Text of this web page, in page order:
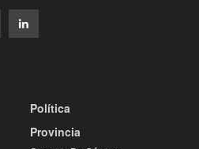
Política
Provincia